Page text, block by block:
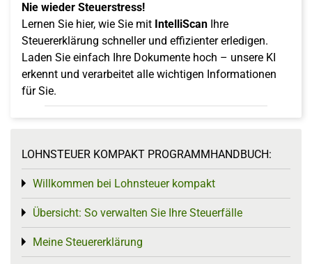
Nie wieder Steuerstress!
Lernen Sie hier, wie Sie mit IntelliScan Ihre
Steuererklärung schneller und effizienter erledigen.
Laden Sie einfach Ihre Dokumente hoch – unsere KI
erkennt und verarbeitet alle wichtigen Informationen
für Sie.
LOHNSTEUER KOMPAKT PROGRAMMHANDBUCH:
Willkommen bei Lohnsteuer kompakt
Toggle menu
Übersicht: So verwalten Sie Ihre Steuerfälle
Toggle menu
Meine Steuererklärung
Toggle menu